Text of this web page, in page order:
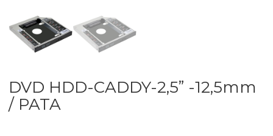
DVD HDD-CADDY-2,5” -12,5mm
/ PATA